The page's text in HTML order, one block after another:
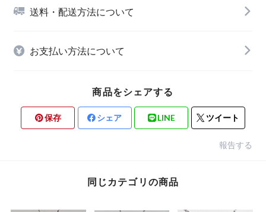
送料・配送方法について
お支払い方法について
商品をシェアする
保存 シェア LINE ツイート
報告する
同じカテゴリの商品